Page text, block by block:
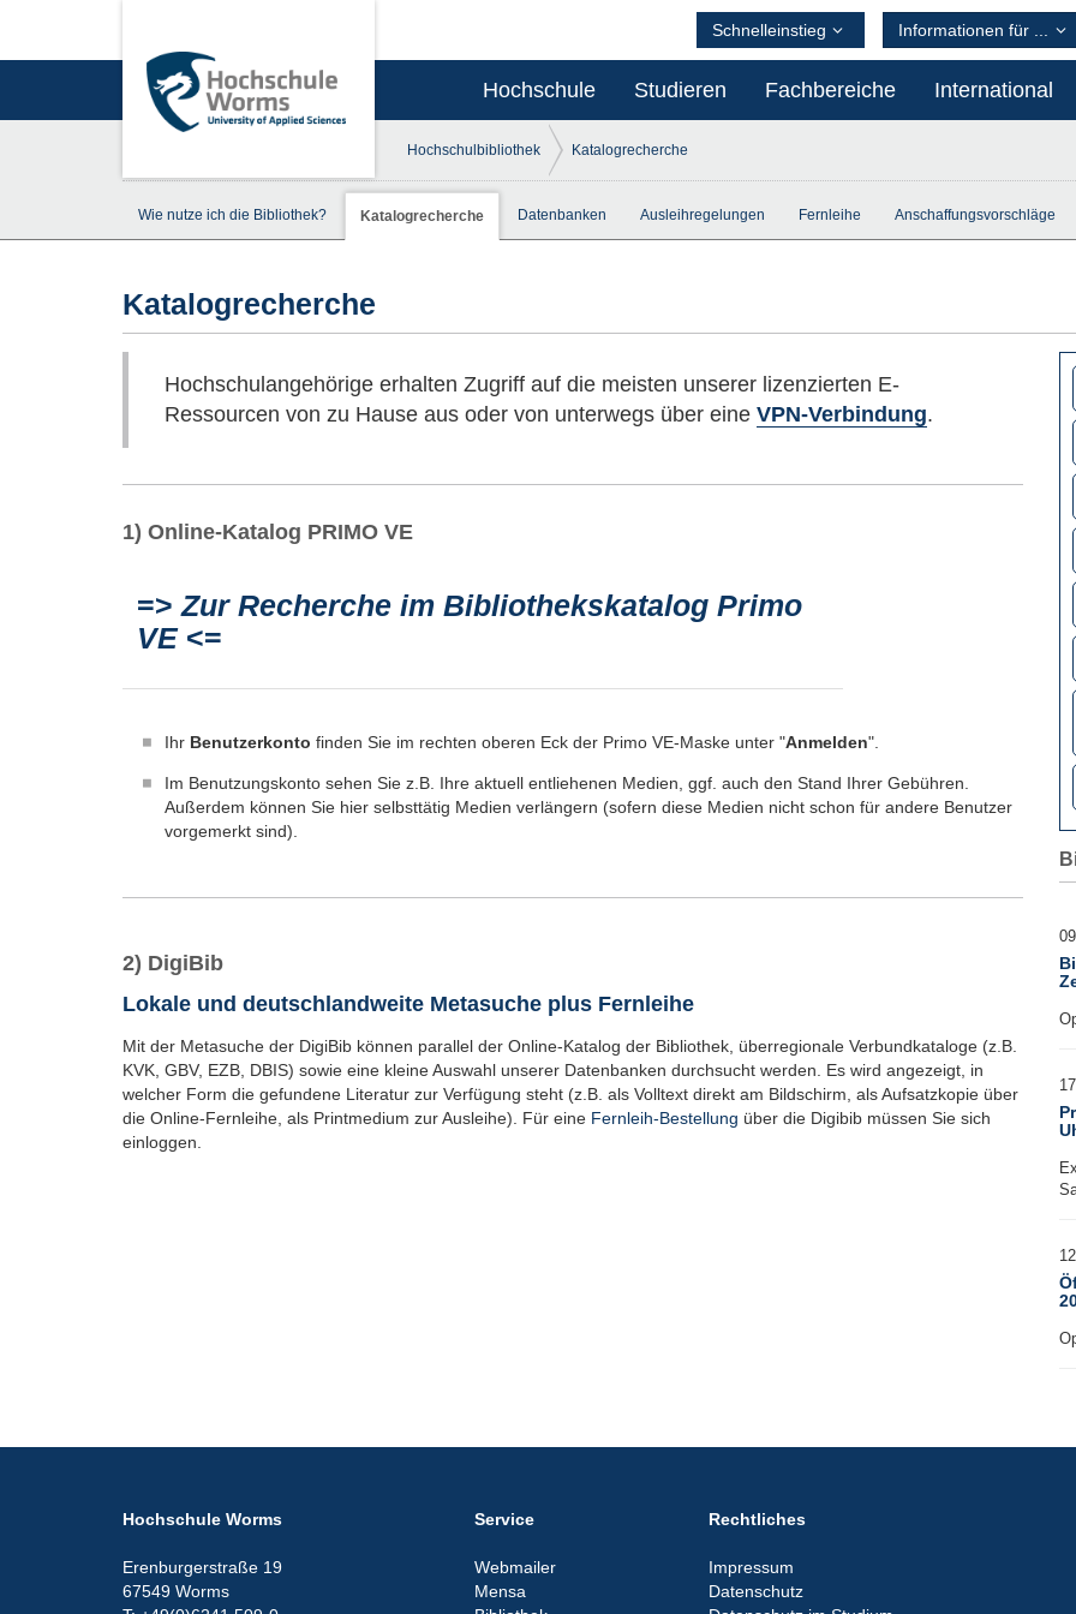
Hochschule Studieren Fachbereiche International
Schnelleinstieg Informationen für ...
Hochschulbibliothek Katalogrecherche
Wie nutze ich die Bibliothek? Katalogrecherche Datenbanken Ausleihregelungen Fernleihe Anschaffungsvorschläge
Katalogrecherche
Hochschulangehörige erhalten Zugriff auf die meisten unserer lizenzierten E-
Ressourcen von zu Hause aus oder von unterwegs über eine VPN-Verbindung.
1) Online-Katalog PRIMO VE
=>Zur Recherche im Bibliothekskatalog Primo
VE<=
Ihr Benutzerkonto finden Sie im rechten oberen Eck der Primo VE-Maske unter "Anmelden".
Im Benutzungskonto sehen Sie z.B. Ihre aktuell entliehenen Medien, ggf. auch den Stand Ihrer Gebühren.
Außerdem können Sie hier selbsttätig Medien verlängern (sofern diese Medien nicht schon für andere Benutzer
vorgemerkt sind).
2) DigiBib
Lokale und deutschlandweite Metasuche plus Fernleihe
Mit der Metasuche der DigiBib können parallel der Online-Katalog der Bibliothek, überregionale Verbundkataloge (z.B.
KVK, GBV, EZB, DBIS) sowie eine kleine Auswahl unserer Datenbanken durchsucht werden. Es wird angezeigt, in
welcher Form die gefundene Literatur zur Verfügung steht (z.B. als Volltext direkt am Bildschirm, als Aufsatzkopie über
die Online-Fernleihe, als Printmedium zur Ausleihe). Für eine Fernleih-Bestellung über die Digibib müssen Sie sich
einloggen.
Hochschule Worms
Erenburgerstraße 19
67549 Worms
Service
Webmailer
Mensa
Rechtliches
Impressum
Datenschutz